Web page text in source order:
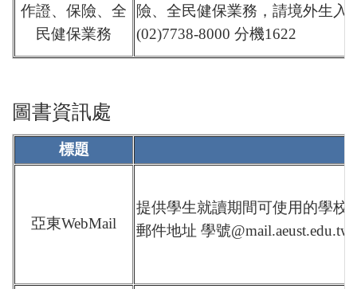
作證、 保險、 全
民健保業務
險、全民健保業務，請境外生入
(02)7738-8000 分機1622
圖書資訊處
標題
亞東WebMail
提供學生就讀期間可使用的學校
郵件地址 學號@mail.aeust.edu.tw